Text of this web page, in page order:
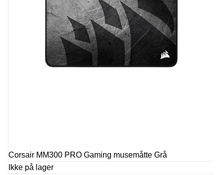
Corsair MM300 PRO Gaming musemåtte Grå
Ikke på lager